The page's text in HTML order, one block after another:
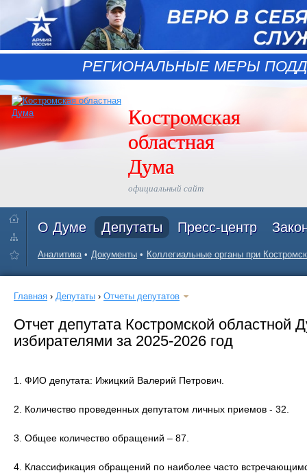
РЕГИОНАЛЬНЫЕ МЕРЫ
Костромская
областная
Дума
официальный сайт
О Думе Депутаты Пресс-центр
Аналитика Документы Коллегиальные органы при
Главная › Депутаты › Отчеты депутатов
Отчет депутата Костромской
избирателями за 2025-2026 год
1. ФИО депутата: Ижицкий Валерий Петрович.
2. Количество проведенных депутатом личных приемов - 32.
3. Общее количество обращений – 87.
4. Классификация обращений по наиболее часто